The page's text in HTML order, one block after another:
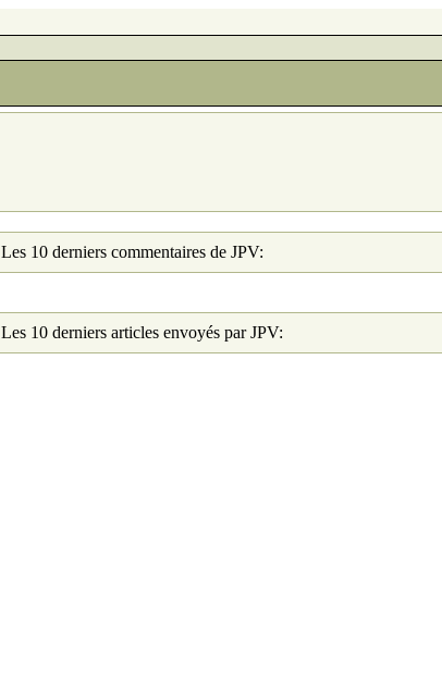
Les 10 derniers commentaires de JPV:
Les 10 derniers articles envoyés par JPV: